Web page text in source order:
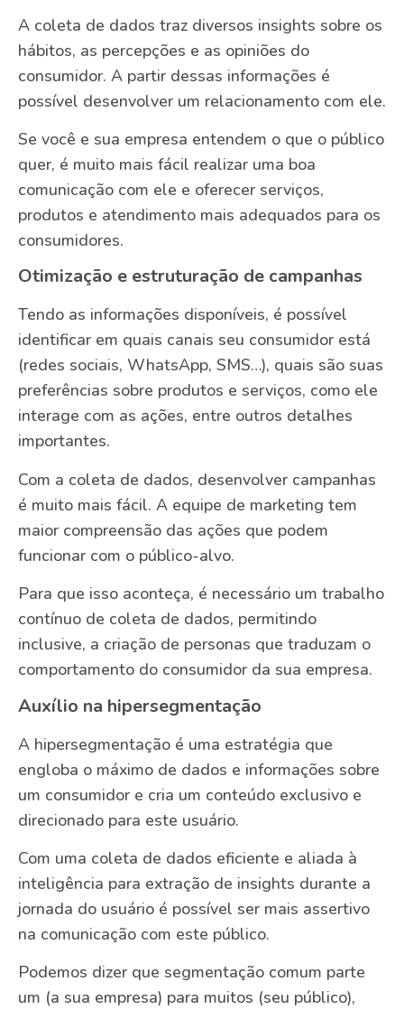
A coleta de dados traz diversos insights sobre os
hábitos, as percepções e as opiniões do
consumidor. A partir dessas informações é
possível desenvolver um relacionamento com ele.
Se você e sua empresa entendem o que o público
quer, é muito mais fácil realizar uma boa
comunicação com ele e oferecer serviços,
produtos e atendimento mais adequados para os
consumidores.
Otimização e estruturação de campanhas
Tendo as informações disponíveis, é possível
identificar em quais canais seu consumidor está
(redes sociais, WhatsApp, SMS…), quais são suas
preferências sobre produtos e serviços, como ele
interage com as ações, entre outros detalhes
importantes.
Com a coleta de dados, desenvolver campanhas
é muito mais fácil. A equipe de marketing tem
maior compreensão das ações que podem
funcionar com o público-alvo.
Para que isso aconteça, é necessário um trabalho
contínuo de coleta de dados, permitindo
inclusive, a criação de personas que traduzam o
comportamento do consumidor da sua empresa.
Auxílio na hipersegmentação
A hipersegmentação é uma estratégia que
engloba o máximo de dados e informações sobre
um consumidor e cria um conteúdo exclusivo e
direcionado para este usuário.
Com uma coleta de dados eficiente e aliada à
inteligência para extração de insights durante a
jornada do usuário é possível ser mais assertivo
na comunicação com este público.
Podemos dizer que segmentação comum parte
um (a sua empresa) para muitos (seu público),